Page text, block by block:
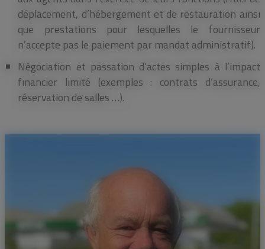
déplacement, d’hébergement et de restauration ainsi
que prestations pour lesquelles le fournisseur
n’accepte pas le paiement par mandat administratif).
Négociation et passation d’actes simples à l’impact
financier limité (exemples : contrats d’assurance,
réservation de salles …).